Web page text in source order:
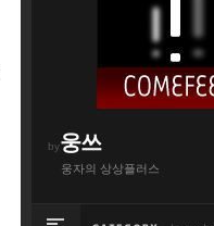
by웅쓰
웅자의 상상플러스